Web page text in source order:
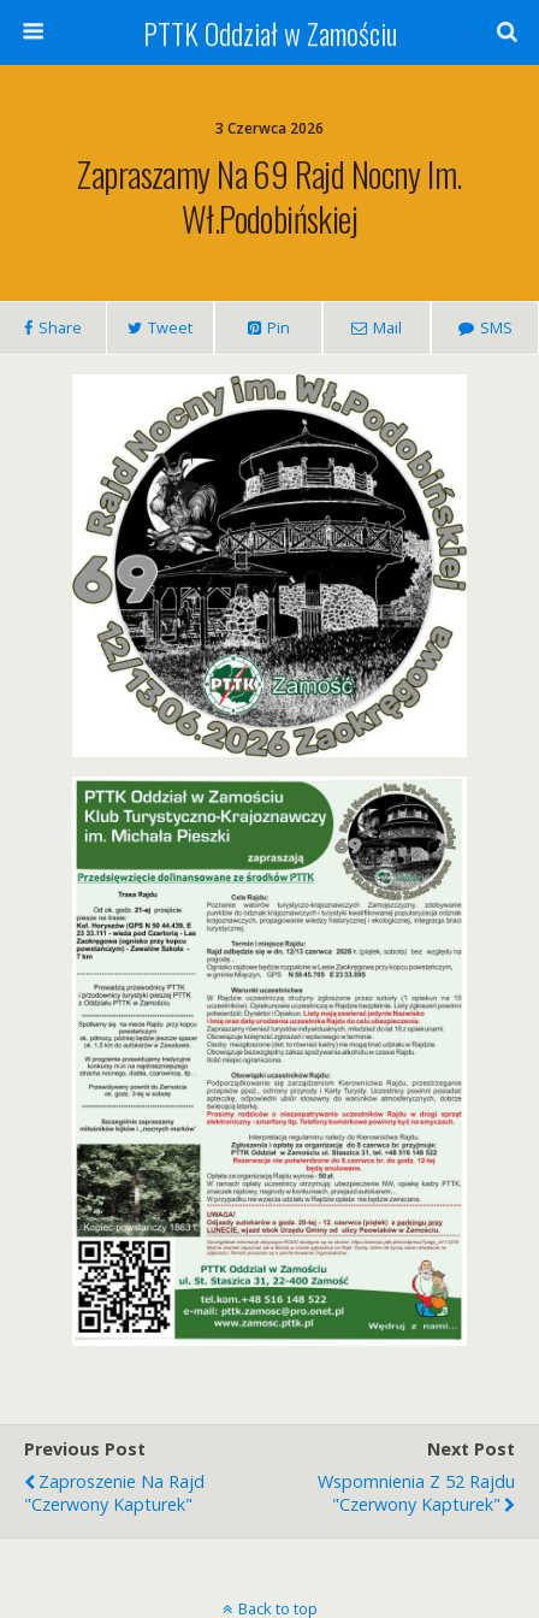
PTTK Oddział w Zamościu
3 Czerwca 2026
Zapraszamy Na 69 Rajd Nocny Im.
Wł.Podobińskiej
Share Tweet Pin Mail SMS
Previous Post
Zaproszenie Na Rajd
"Czerwony Kapturek"
Next Post
Wspomnienia Z 52 Rajdu
"Czerwony Kapturek"
Back to top